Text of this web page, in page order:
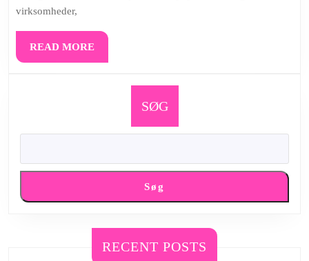
virksomheder,
READ MOREREAD
MORE
SØG
Søg
RECENT POSTS